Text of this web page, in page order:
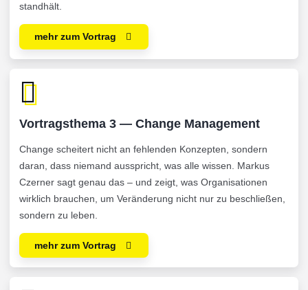
standhält.
mehr zum Vortrag
Vortragsthema 3 — Change Management
Change scheitert nicht an fehlenden Konzepten, sondern
daran, dass niemand ausspricht, was alle wissen. Markus
Czerner sagt genau das – und zeigt, was Organisationen
wirklich brauchen, um Veränderung nicht nur zu beschließen,
sondern zu leben.
mehr zum Vortrag